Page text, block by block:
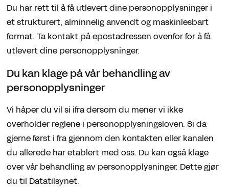
Du har rett til å få utlevert dine personopplysninger i
et strukturert, alminnelig anvendt og maskinlesbart
format. Ta kontakt på epostadressen ovenfor for å få
utlevert dine personopplysninger.
Du kan klage på vår behandling av
personopplysninger
Vi håper du vil si ifra dersom du mener vi ikke
overholder reglene i personopplysningsloven. Si da
gjerne først i fra gjennom den kontakten eller kanalen
du allerede har etablert med oss. Du kan også klage
over vår behandling av personopplysninger. Dette gjør
du til Datatilsynet.